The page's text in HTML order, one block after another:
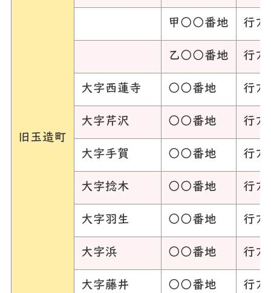
旧玉造町
甲○○番地 行方
乙○○番地 行方
大字西蓮寺 ○○番地 行方
大字芹沢 ○○番地 行方
大字手賀 ○○番地 行方
大字捻木 ○○番地 行方
大字羽生 ○○番地 行方
大字浜 ○○番地 行方
大字藤井 ○○番地 行方